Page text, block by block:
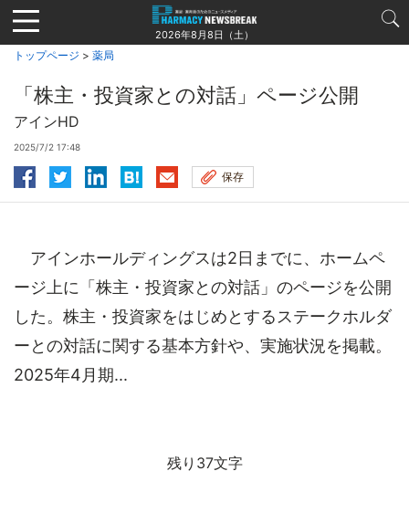
Jump
to
navigation
2026年8月8日（土）
トップページ > 薬局
「株主・投資家との対話」ページ公開
アインHD
2025/7/2 17:48
保存
アインホールディングスは2日までに、ホームペ
ージ上に「株主・投資家との対話」のページを公開
した。株主・投資家をはじめとするステークホルダ
ーとの対話に関する基本方針や、実施状況を掲載。
2025年4月期...
残り37文字